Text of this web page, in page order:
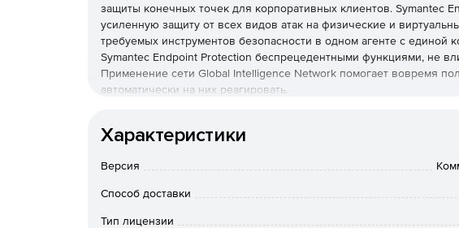
защиты конечных точек для корпоративных клиентов. Symantec
усиленную защиту от всех видов атак на физические и
требуемых инструментов безопасности в одном агенте с единой
Symantec Endpoint Protection беспрецедентными функциями, не
Применение сети Global Intelligence Network помогает вовремя
автоматически на них реагировать.
которое отслеживает время существования, распространение и
SONAR проверяет запущенные программы, обнаруживает и
Основные функции Symantec Endpoint Protection:
Характеристики
Версия
Способ доставки
Тип лицензии